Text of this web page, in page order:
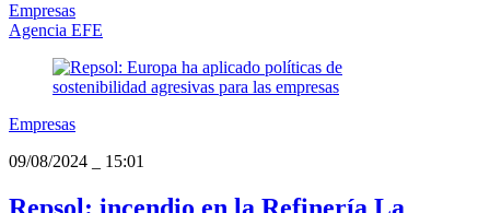
Empresas
Agencia EFE
Empresas
09/08/2024
15:01